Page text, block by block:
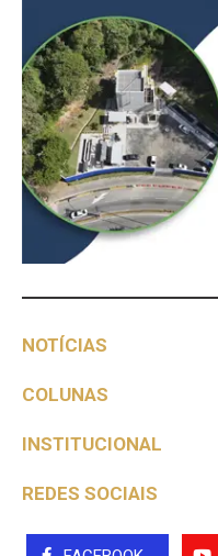
NOTÍCIAS
COLUNAS
INSTITUCIONAL
REDES SOCIAIS